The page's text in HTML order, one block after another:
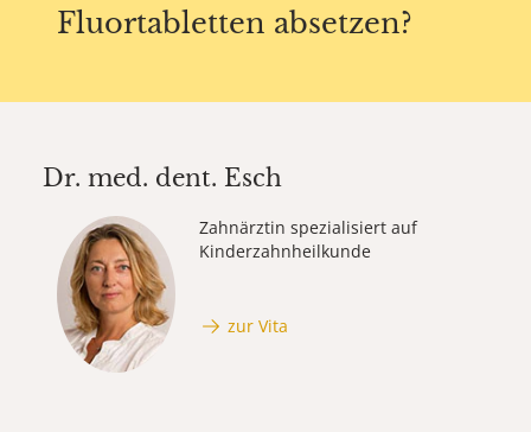
Fluortabletten absetzen?
Dr. med. dent. Esch
Zahnärztin spezialisiert auf
Kinderzahnheilkunde
zur Vita